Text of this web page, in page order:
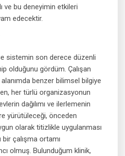
ve bu deneyimin etkileri
edecektir.
sistemin son derece düzenli
olduğunu gördüm. Çalışan
benzer bilimsel bilgiye
her türlü organizasyonun
dağılımı ve ilerlemenin
yürütüleceği, önceden
olarak titizlikle uygulanması
bir çalışma ortamı
olmuş. Bulunduğum klinik,